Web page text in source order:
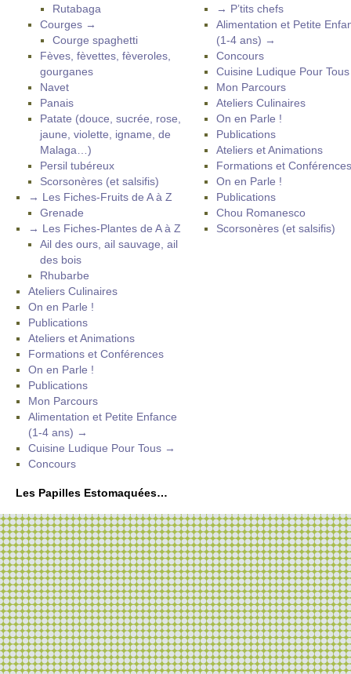
Rutabaga
Courges →
Courge spaghetti
Fèves, fèvettes, fèveroles,
gourganes
Navet
Panais
Patate (douce, sucrée, rose,
jaune, violette, igname, de
Malaga…)
Persil tubéreux
Scorsonères (et salsifis)
→ Les Fiches-Fruits de A à Z
Grenade
→ Les Fiches-Plantes de A à Z
Ail des ours, ail sauvage, ail
des bois
Rhubarbe
Ateliers Culinaires
On en Parle !
Publications
Ateliers et Animations
Formations et Conférences
On en Parle !
Publications
Mon Parcours
Alimentation et Petite Enfance
(1-4 ans) →
Cuisine Ludique Pour Tous →
Concours
→ P’tits chefs
Alimentation et Petite
(1-4 ans) →
Concours
Cuisine Ludique Pour
Mon Parcours
Ateliers Culinaires
On en Parle !
Publications
Ateliers et Animations
Formations et Conférences
On en Parle !
Publications
Chou Romanesco
Scorsonères (et salsifis)
Les Papilles Estomaquées…